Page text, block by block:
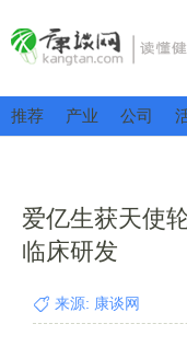
推荐 产业 公司
爱亿生获天使
临床研发
来源: 康谈网